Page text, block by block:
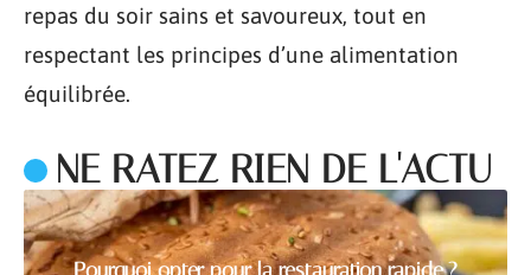
repas du soir sains et savoureux, tout en
respectant les principes d’une alimentation
équilibrée.
NE RATEZ RIEN DE L'ACTU
Pourquoi opter pour la restauration rapide ?